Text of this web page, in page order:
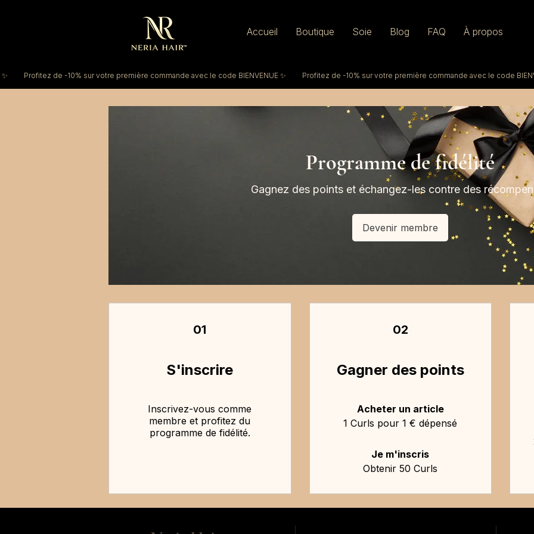
Accueil Boutique Soie Blog FAQ À propos
✨         Profitez de -10% sur votre première commande avec le code BIENVENUE
Programme de fidélité
Gagnez des points et échangez-les contre des
Devenir membre
01
S'inscrire
Inscrivez-vous comme
membre et profitez du
programme de fidélité.
02
Gagner des points
Acheter un article
1 Curls pour 1 € dépensé
Je m'inscris
Obtenir 50 Curls